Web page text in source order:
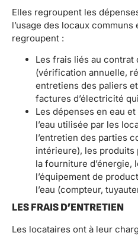
Elles regroupent les
l’usage des locaux
regroupent :
Les frais liés au contrat
(vérification annuelle,
entretiens des paliers
factures d’électricité
Les dépenses en eau
l’eau utilisée par les
l’entretien des parties
intérieure), les produits
la fourniture d’énergie,
l’équipement de
l’eau (compteur,
LES FRAIS D’ENTRETIEN
Les locataires ont à leur